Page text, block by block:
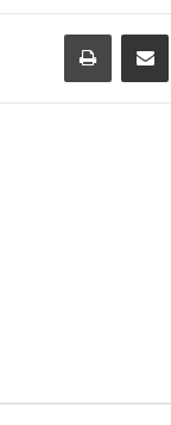
مشاركة عبر البريد طباعة